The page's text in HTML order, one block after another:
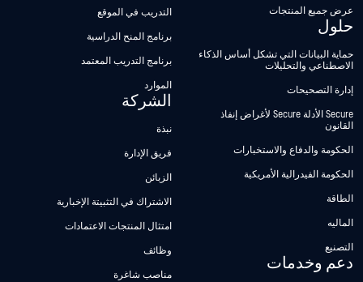
عرض جميع المنتجات
حلول
حماية البيانات التي تشكل أساس الذكاء
الاصطناعي والتحليلات
إدارة التصحيحات
Secure الأدلة Secure لأغراض إنفاذ
القانون
الحكومة والدفاع والاستخبارات
الحكومة الفيدرالية الأمريكية
الطاقة
الماليه
التصنيع
دعم وخدمات
التدريب في الموقع
برنامج المنح الدراسية
برنامج التدريب المعتمد
الموارد
الشركة
نبذة
فريق الإدارة
الزبائن
الاشتراك في التثبيتة الإخبارية
امتثال المنتجات الاعتمادات
وظائف
مناصب شاغرة